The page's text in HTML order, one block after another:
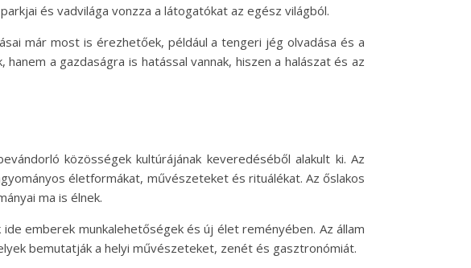
és vadvilága vonzza a látogatókat az egész világból.
már most is érezhetőek, például a tengeri jég olvadása és a
a gazdaságra is hatással vannak, hiszen a halászat és az
közösségek kultúrájának keveredéséből alakult ki. Az
életformákat, művészeteket és rituálékat. Az őslakos
ma is élnek.
emberek munkalehetőségek és új élet reményében. Az állam
bemutatják a helyi művészeteket, zenét és gasztronómiát.